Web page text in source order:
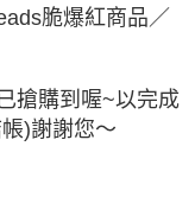
脆爆紅商品／
搶購到喔~以完成
)謝謝您～